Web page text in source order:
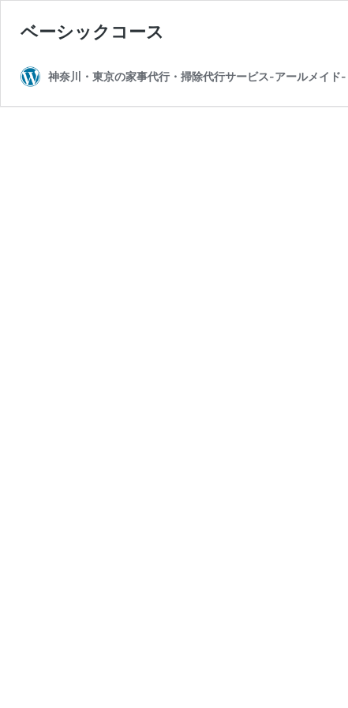
ベーシックコース
神奈川・東京の家事代行・掃除代行サービス-アールメイド-